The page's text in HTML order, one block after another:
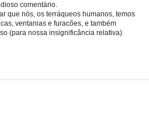
comentário.
que nós, os terráqueos humanos, temos
ventanias e furacões, e também
(para nossa insignificância relativa)